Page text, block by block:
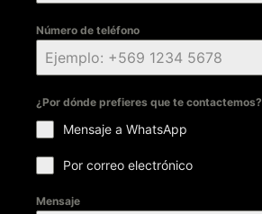
Número de teléfono
¿Por dónde prefieres que te contactemos?
Mensaje a WhatsApp
Por correo electrónico
Mensaje